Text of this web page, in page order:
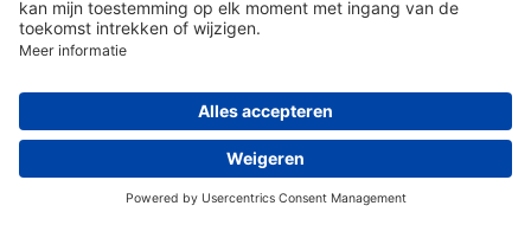
Hydrauliek- en smeeroliefiltratie
Filterelementen
Beluchtingsfilters
Filtratiesystemen
Meet- en analyseapparatuur
Accessoires